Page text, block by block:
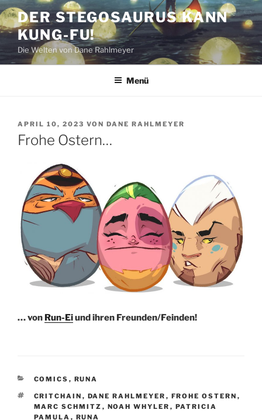
Zum
Inhalt
springen
DER STEGOSAURUS KANN
KUNG-FU!
Die Welten von Dane Rahlmeyer
Menü
VERÖFFENTLICHT
AM
APRIL 10, 2023 VON DANE RAHLMEYER
Frohe Ostern…
… von Run-Eiund ihren Freunden/Feinden!
KATEGORIEN
COMICS , RUNA
SCHLAGWÖRTER
CRITCHAIN , DANE RAHLMEYER , FROHE OSTERN ,
MARC SCHMITZ , NOAH WHYLER , PATRICIA
PAMULA , RUNA